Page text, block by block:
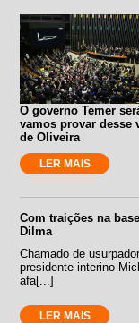
O governo Temer
vamos provar desse
de Oliveira
LER MAIS
Com traições na
Dilma
Chamado de
presidente interino
afa[...]
LER MAIS